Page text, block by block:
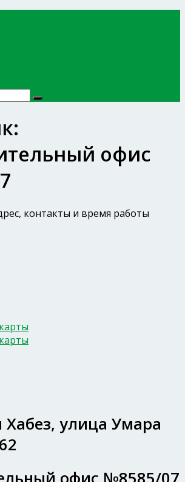
офис
контакты и время работы
Хабез, улица Умара
офис №8585/07